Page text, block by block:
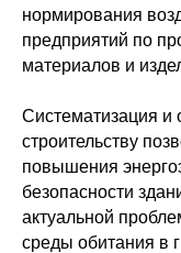
нормирования
предприятий по
материалов и
Систематизация
строительству
повышения
безопасности
актуальной
среды обитания в